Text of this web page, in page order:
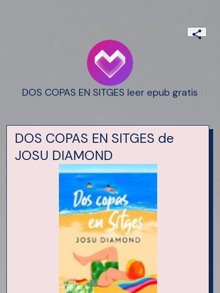
DOS COPAS EN SITGES leer epub gratis
DOS COPAS EN SITGES de
JOSU DIAMOND